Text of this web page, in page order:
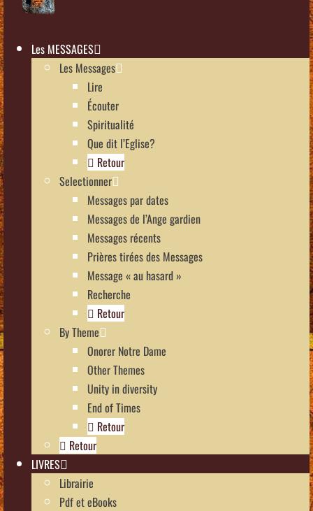
Les MESSAGES
Les Messages
Lire
Écouter
Spiritualité
Que dit l’Eglise?
Retour
Selectionner
Messages par dates
Messages de l’Ange gardien
Messages récents
Prières tirées des Messages
Message « au hasard »
Recherche
Retour
By Theme
Onorer Notre Dame
Other Themes
Unity in diversity
End of Times
Retour
Retour
LIVRES
Librairie
Pdf et eBooks